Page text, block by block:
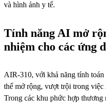
và hình ảnh y tế.
Tính năng AI mở
nhiệm cho các ứng
AIR-310, với khả năng tính
thể mở rộng, vượt trội trong
Trong các khu phức hợp thương